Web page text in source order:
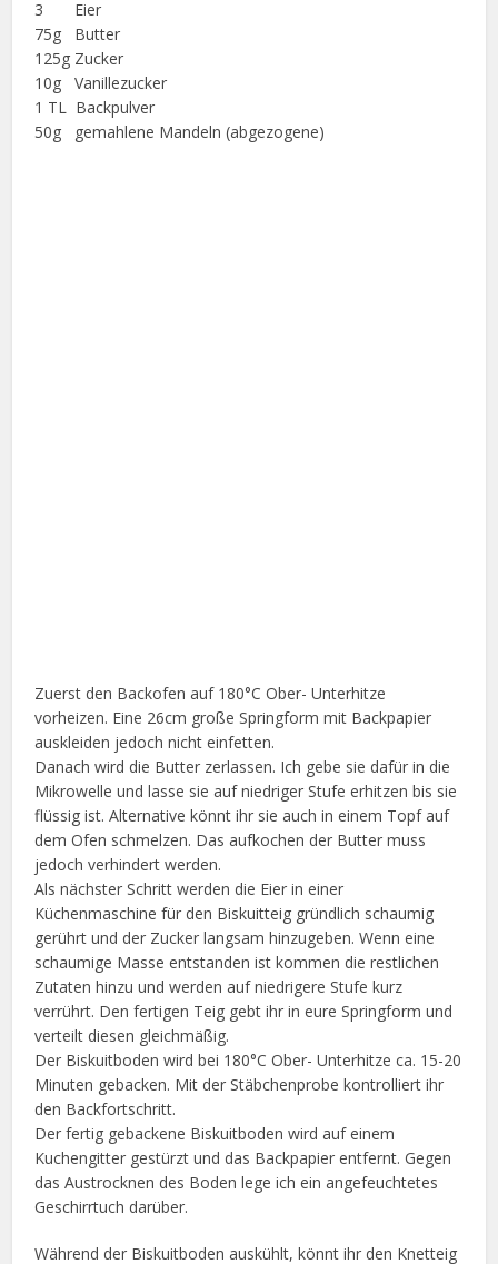
3 Eier
75g Butter
125g Zucker
10g Vanillezucker
1 TL Backpulver
50g gemahlene Mandeln (abgezogene)
Zuerst den Backofen auf 180°C Ober- Unterhitze
vorheizen. Eine 26cm große Springform mit Backpapier
auskleiden jedoch nicht einfetten.
Danach wird die Butter zerlassen. Ich gebe sie dafür in die
Mikrowelle und lasse sie auf niedriger Stufe erhitzen bis sie
flüssig ist. Alternative könnt ihr sie auch in einem Topf auf
dem Ofen schmelzen. Das aufkochen der Butter muss
jedoch verhindert werden.
Als nächster Schritt werden die Eier in einer
Küchenmaschine für den Biskuitteig gründlich schaumig
gerührt und der Zucker langsam hinzugeben. Wenn eine
schaumige Masse entstanden ist kommen die restlichen
Zutaten hinzu und werden auf niedrigere Stufe kurz
verrührt. Den fertigen Teig gebt ihr in eure Springform und
verteilt diesen gleichmäßig.
Der Biskuitboden wird bei 180°C Ober- Unterhitze ca. 15-20
Minuten gebacken. Mit der Stäbchenprobe kontrolliert ihr
den Backfortschritt.
Der fertig gebackene Biskuitboden wird auf einem
Kuchengitter gestürzt und das Backpapier entfernt. Gegen
das Austrocknen des Boden lege ich ein angefeuchtetes
Geschirrtuch darüber.
Während der Biskuitboden auskühlt, könnt ihr den Knetteig